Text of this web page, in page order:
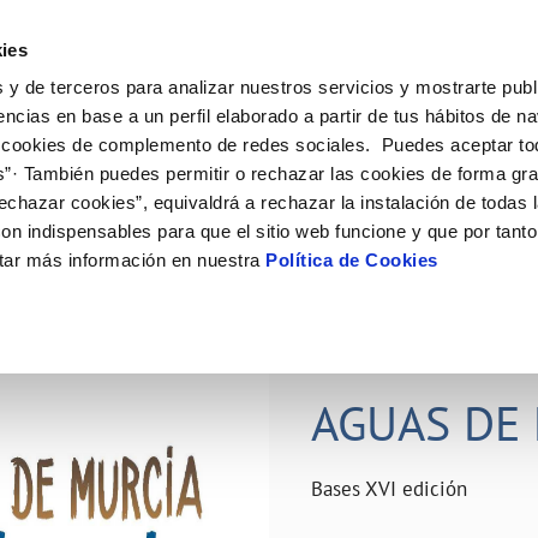
y de terceros para analizar nuestros servicios y mostrarte
en base a un perfil elaborado a partir de tus hábitos de
de complemento de redes sociales. Puedes aceptar
También puedes permitir o rechazar las cookies de forma
cookies”, equivaldrá a rechazar la instalación de todas
indispensables para que el sitio web funcione y que por
más información en nuestra Política de Cookies
de titular
de suministro
MODIFICACIÓN DE DATOS
Actualizar datos bancários
Actualizar datos de
VER TODAS LAS GESTIONES
Tu Servicio
AL CLIENTE
contacto
COMPROMISO DE SERVICIO
Carta de compromisos
Customer Counsel (Defensa del
Tu Agua
del agua
consumidor
CUIDADOS DEL AGUA
Consejos de ahorro
Depósitos comunitarios
comunitarios
Conócenos
DE GESTIÓN Y CERTIFICADOS
PERFIL DEL CONTRATANTE
Plataforma de contratación del
público
Licitaciones en curso
AGUAS
Bases XVI edición